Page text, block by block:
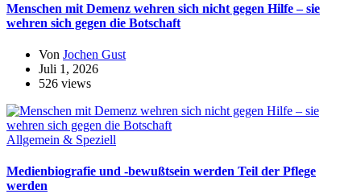
Menschen mit Demenz wehren sich nicht gegen Hilfe – sie
wehren sich gegen die Botschaft
Von Jochen Gust
Juli 1, 2026
526 views
Allgemein & Speziell
Medienbiografie und -bewußtsein werden Teil der Pflege
werden